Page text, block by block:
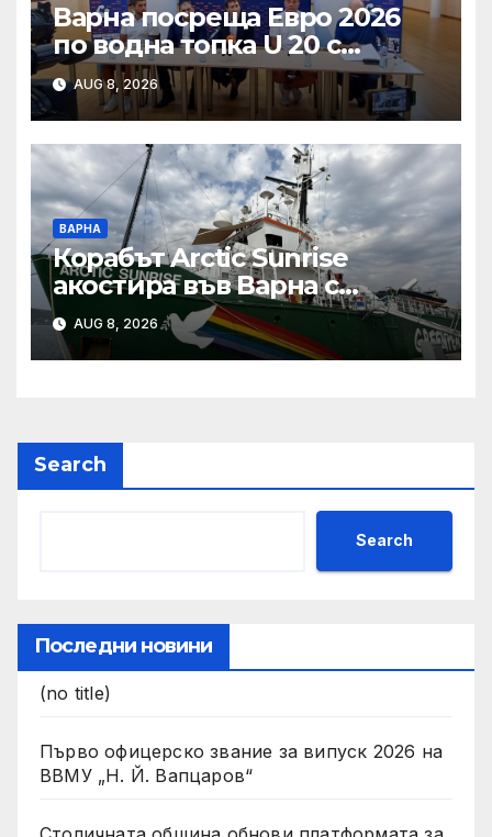
Варна посреща Евро 2026
по водна топка U 20 с
отлични условия на
състезателните басейни
AUG 8, 2026
ВАРНА
Корабът Arctic Sunrise
акостира във Варна с
послание за опазването на
Черно море
AUG 8, 2026
Search
Search
Последни новини
(no title)
Първо офицерско звание за випуск 2026 на
ВВМУ „Н. Й. Вапцаров“